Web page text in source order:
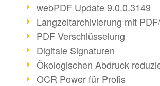
webPDF Update 9.0.0.3149
Langzeitarchivierung mit
PDF Verschlüsselung
Digitale Signaturen
Ökologischen Abdruck
OCR Power für Profis